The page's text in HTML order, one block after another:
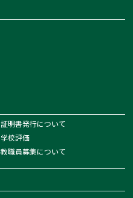
証明書発行について
学校評価
教職員募集について